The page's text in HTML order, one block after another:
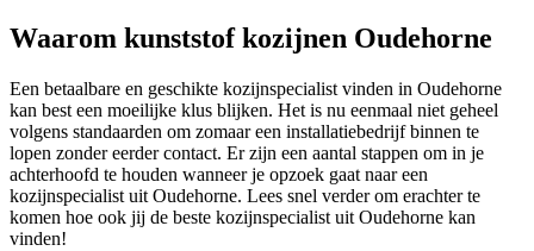
Waarom kunststof kozijnen Oudehorne
Een betaalbare en geschikte kozijnspecialist vinden in Oudehorne
kan best een moeilijke klus blijken. Het is nu eenmaal niet geheel
volgens standaarden om zomaar een installatiebedrijf binnen te
lopen zonder eerder contact. Er zijn een aantal stappen om in je
achterhoofd te houden wanneer je opzoek gaat naar een
kozijnspecialist uit Oudehorne. Lees snel verder om erachter te
komen hoe ook jij de beste kozijnspecialist uit Oudehorne kan
vinden!